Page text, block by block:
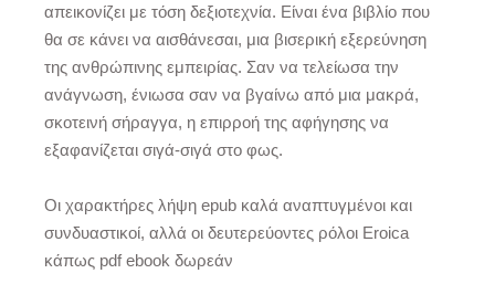
απεικονίζει με τόση δεξιοτεχνία. Είναι ένα βιβλίο που
θα σε κάνει να αισθάνεσαι, μια βισερική εξερεύνηση
της ανθρώπινης εμπειρίας. Σαν να τελείωσα την
ανάγνωση, ένιωσα σαν να βγαίνω από μια μακρά,
σκοτεινή σήραγγα, η επιρροή της αφήγησης να
εξαφανίζεται σιγά-σιγά στο φως.
Οι χαρακτήρες λήψη epub καλά αναπτυγμένοι και
συνδυαστικοί, αλλά οι δευτερεύοντες ρόλοι Eroica
κάπως pdf ebook δωρεάν